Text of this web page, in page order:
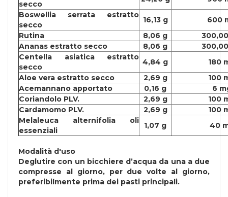
secco
Boswellia serrata estratto
secco
16,13 g
600
Rutina
8,06 g
Ananas estratto secco
8,06 g
Centella asiatica estratto
secco
4,84 g
180
Aloe vera estratto secco
2,69 g
100
Acemannano apportato
0,16 g
6
Coriandolo PLV.
2,69 g
100
Cardamomo PLV.
2,69 g
100
Melaleuca alternifolia oli
essenziali
1,07 g 40
Modalità d'uso
Deglutire con un bicchiere d’acqua da una a due
compresse al giorno, per due volte al giorno,
preferibilmente prima dei pasti principali.